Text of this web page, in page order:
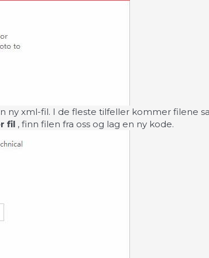
xml-fil. I de fleste tilfeller kommer filene
fil , finn filen fra oss og lag en ny kode.